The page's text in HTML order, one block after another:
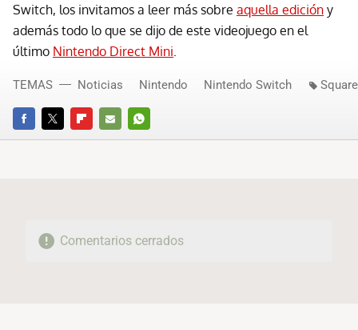
Switch, los invitamos a leer más sobre aquella edición y
además todo lo que se dijo de este videojuego en el
último Nintendo Direct Mini
FACEBOOKTWITTERFLIPBOARD
E-
WHATSAPP
TEMAS Noticias Nintendo Nintendo Switch
Comentarios cerrados